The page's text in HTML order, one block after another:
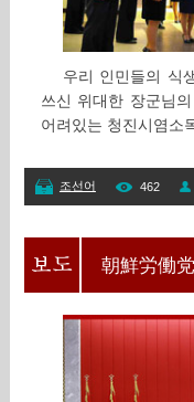
우리 인민들의 식
쓰신 위대한 장군님
어려있는 청진시염소
조선어 462
朝鮮労働